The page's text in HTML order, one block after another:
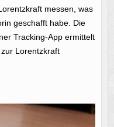
messen, was
geschafft habe. Die
Tracking-App ermittelt
Lorentzkraft